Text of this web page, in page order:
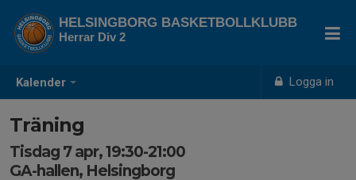
Kalender Logga in
HELSINGBORG BASKETBOLLKLUBB
Herrar Div 2
Träning
Tisdag 7 apr, 19:30-21:00
GA-hallen, Helsingborg